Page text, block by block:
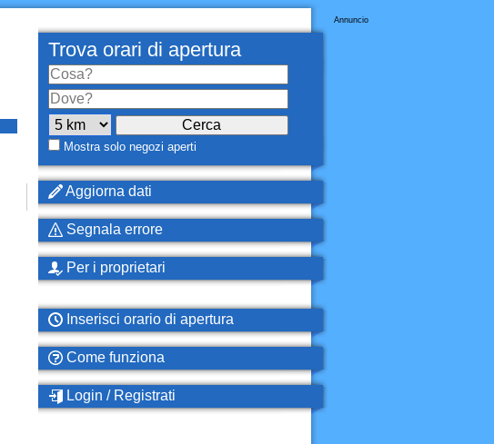
Annuncio
Trova orari di apertura
Mostra solo negozi aperti
Aggiorna dati
Segnala errore
Per i proprietari
Inserisci orario di apertura
Come funziona
Login / Registrati